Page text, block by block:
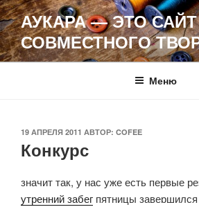
Перейти
к
содержимому
АУКАРА — ЭТО САЙТ
СОВМЕСТНОГО
Меню
ОПУБЛИКОВАНО
19 АПРЕЛЯ 2011 АВТОР: COFEE
Конкурс
значит так, у нас уже есть первые
утренний забег пятницы